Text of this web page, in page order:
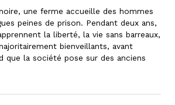
une ferme accueille des hommes
peines de prison. Pendant deux ans,
la liberté, la vie sans barreaux,
bienveillants, avant
que la société pose sur des anciens